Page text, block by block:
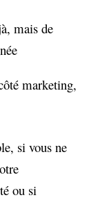
mais de
marketing,
si vous ne
ou si